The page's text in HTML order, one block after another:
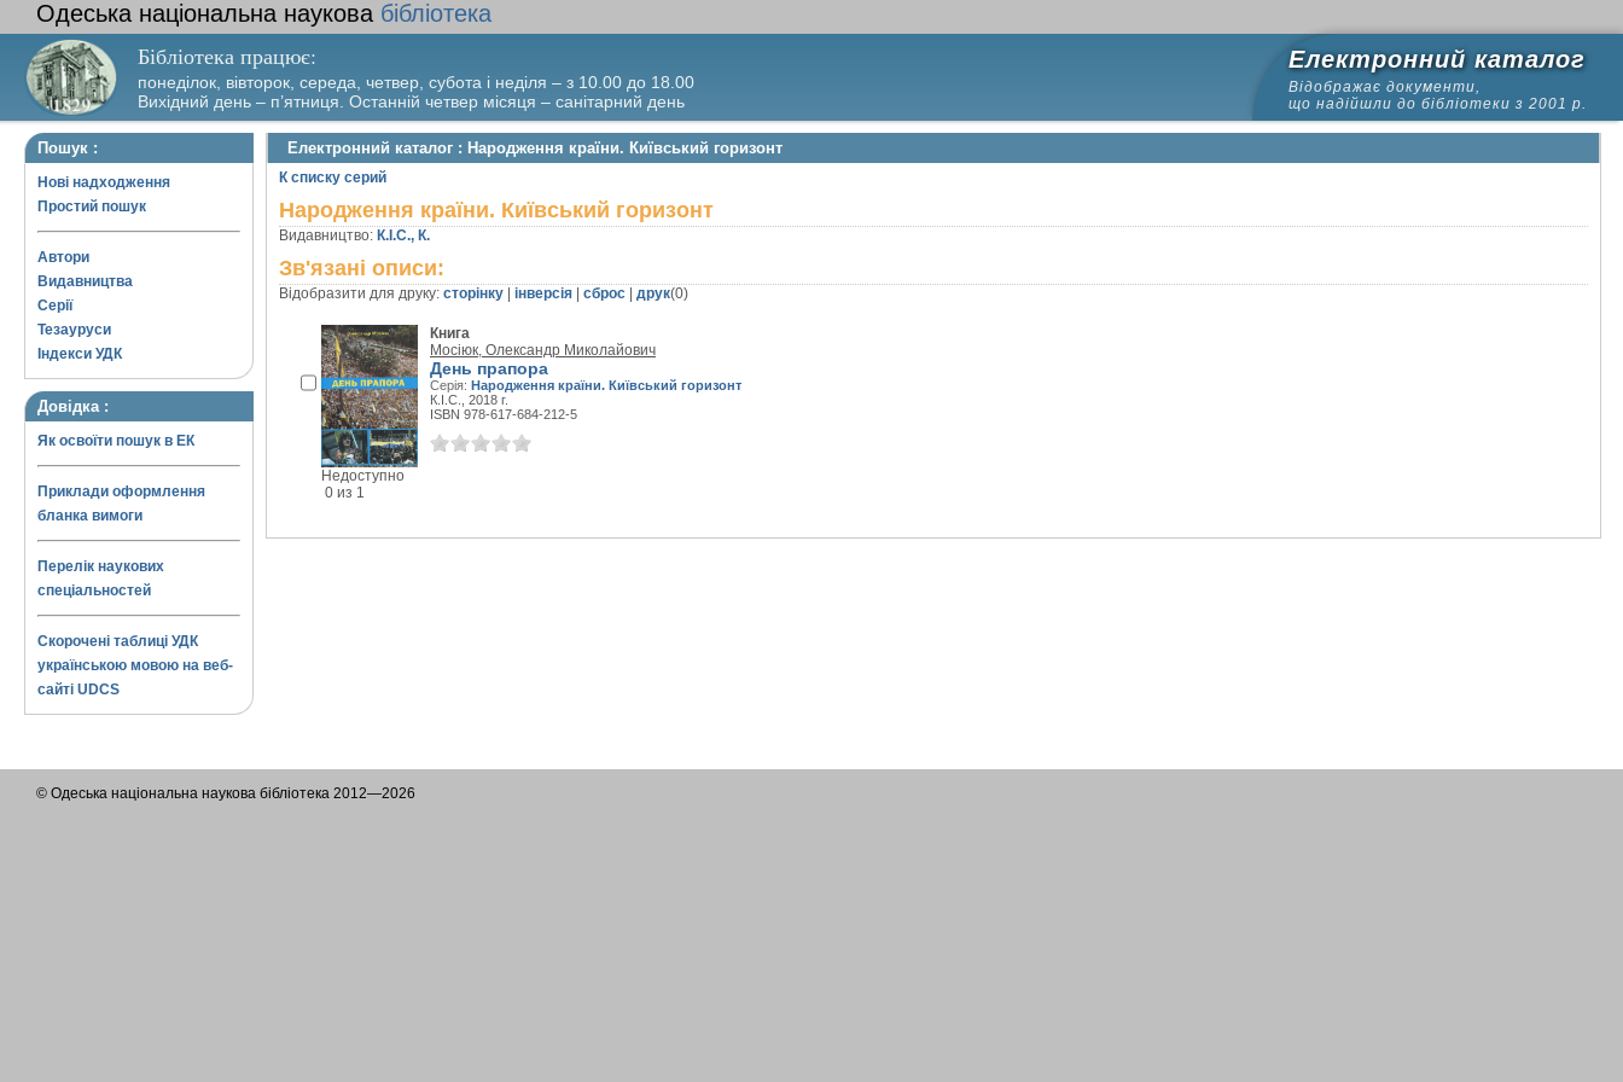
Одеська національна наукова бібліотека
Бібліотека працює:
понеділок, вівторок, середа, четвер, субота і неділя – з 10.00 до 18.00
Вихідний день – п’ятниця. Останній четвер місяця – санітарний день
Електронний каталог
Відображає документи,
що надійшли до бібліотеки з 2001 р.
Пошук :
Нові надходження
Простий пошук
Автори
Видавництва
Серії
Тезауруси
Індекси УДК
Довідка :
Як освоїти пошук в ЕК
Приклади оформлення
бланка вимоги
Перелік наукових
спеціальностей
Скорочені таблиці УДК
українською мовою на веб-
сайті UDCS
Електронний каталог : Народження країни. Київський горизонт
К списку серий
Народження країни. Київський горизонт
Видавництво: К.І.С., К.
Зв'язані описи:
Відобразити для друку: сторінку інверсія сброс друк(0)
Недоступно
0 из 1
Книга
Мосіюк, Олександр Миколайович
День прапора
Серія: Народження країни. Київський горизонт
К.І.С., 2018 г.
ISBN 978-617-684-212-5
© Одеська національна наукова бібліотека 2012—2026